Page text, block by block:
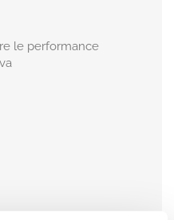
le performance